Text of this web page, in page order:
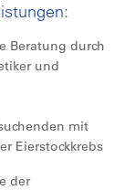
Beratung durch
und
mit
Eierstockkrebs
der